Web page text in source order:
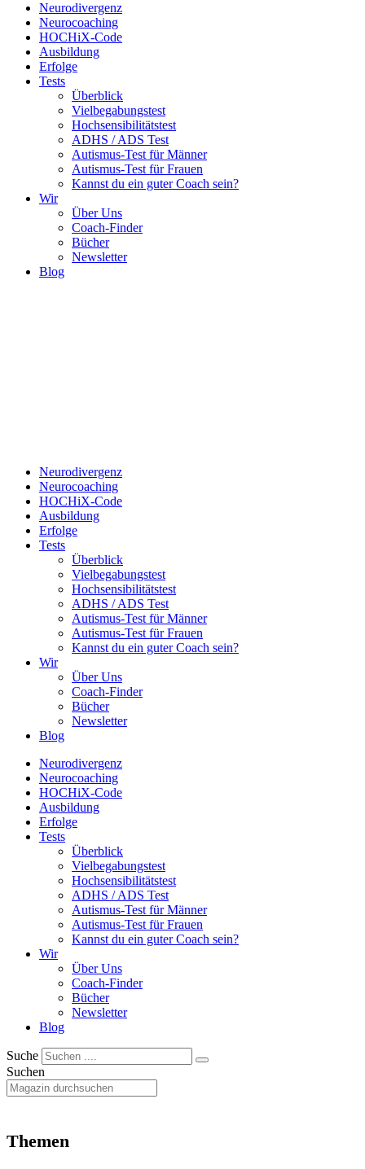
Neurodivergenz
Neurocoaching
HOCHiX-Code
Ausbildung
Erfolge
Tests
Überblick
Vielbegabungstest
Hochsensibilitätstest
ADHS / ADS Test
Autismus-Test für Männer
Autismus-Test für Frauen
Kannst du ein guter Coach sein?
Wir
Über Uns
Coach-Finder
Bücher
Newsletter
Blog
Neurodivergenz
Neurocoaching
HOCHiX-Code
Ausbildung
Erfolge
Tests
Überblick
Vielbegabungstest
Hochsensibilitätstest
ADHS / ADS Test
Autismus-Test für Männer
Autismus-Test für Frauen
Kannst du ein guter Coach sein?
Wir
Über Uns
Coach-Finder
Bücher
Newsletter
Blog
Neurodivergenz
Neurocoaching
HOCHiX-Code
Ausbildung
Erfolge
Tests
Überblick
Vielbegabungstest
Hochsensibilitätstest
ADHS / ADS Test
Autismus-Test für Männer
Autismus-Test für Frauen
Kannst du ein guter Coach sein?
Wir
Über Uns
Coach-Finder
Bücher
Newsletter
Blog
Suche
Suchen
Themen